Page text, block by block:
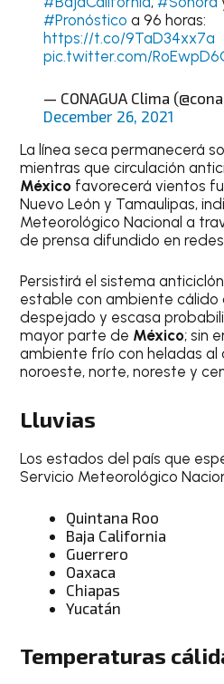
#Pronóstico a 96 horas:
https://t.co/9TaD34xx7a
pic.twitter.com/
— CONAGUA Clima
December 26, 2021
La línea seca permanecerá
mientras que circulación
México favorecerá vientos
Nuevo León y Tamaulipas,
Meteorológico Nacional a
de prensa difundido en
Persistirá el sistema
estable con ambiente cálido
despejado y escasa
mayor parte de México; sin
ambiente frío con heladas al
noroeste, norte, noreste y
Lluvias
Los estados del país que
Servicio Meteorológico
Quintana Roo
Baja California
Guerrero
Oaxaca
Chiapas
Yucatán
Temperaturas